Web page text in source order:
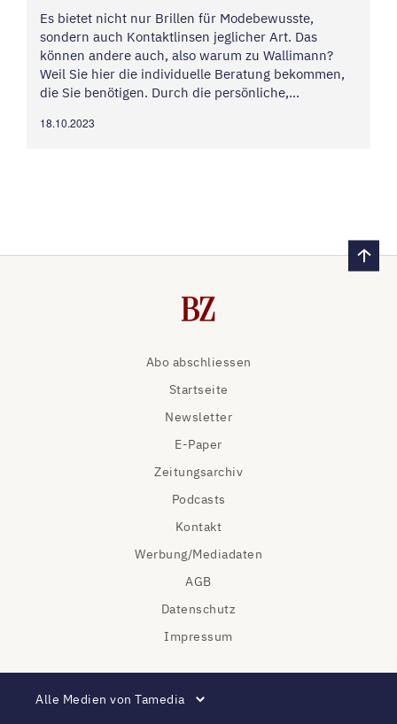
Es bietet nicht nur Brillen für Modebewusste,
sondern auch Kontaktlinsen jeglicher Art. Das
können andere auch, also warum zu Wallimann?
Weil Sie hier die individuelle Beratung bekommen,
die Sie benötigen. Durch die persönliche,
massgeschneidertes Produkt, ob Premium oder
18.10.2023
Abo abschliessen
Startseite
Newsletter
E-Paper
Zeitungsarchiv
Podcasts
Kontakt
Werbung/Mediadaten
AGB
Datenschutz
Impressum
Alle Medien von Tamedia